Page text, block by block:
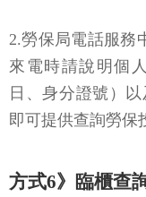
2.勞保局電話服務
來電時請說明個
日、身分證號）
即可提供查詢勞保
方式6》臨櫃查